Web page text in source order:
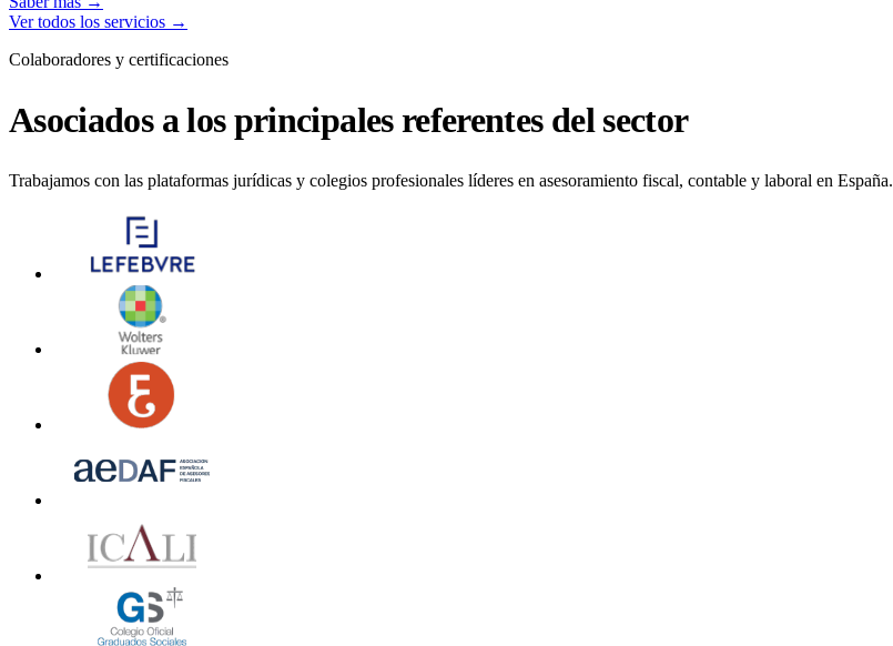
Ver todos los servicios →
Colaboradores y certificaciones
Asociados a los principales referentes del sector
Trabajamos con las plataformas jurídicas y colegios profesionales líderes en asesoramiento fiscal, contable y laboral en España.